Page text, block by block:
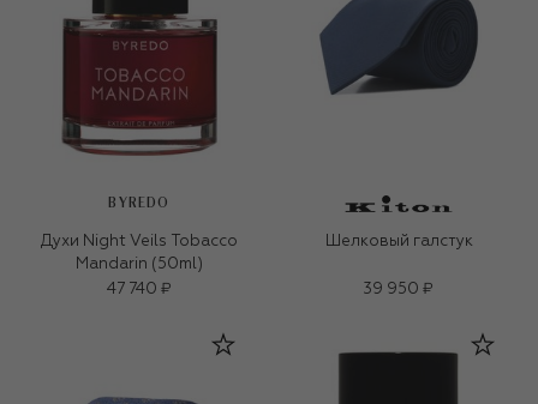
BYREDO
Духи Night Veils Tobacco
Mandarin (50ml)
47 740 ₽
Шелковый галстук
39 950 ₽